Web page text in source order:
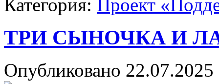
Категория: Проект
ТРИ СЫНОЧКА И
Опубликовано